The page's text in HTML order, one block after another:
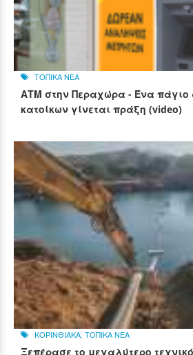
ΤΟΠΙΚΑ ΝΕΑ
ΑΤΜ στην Περαχώρα - Ένα πάγιο
κατοίκων γίνεται πράξη (video)
ΚΟΡΙΝΘΙΑΚΑ ΤΟΠΙΚΑ ΝΕΑ
Ξεπέρασε το μεγαλύτερο